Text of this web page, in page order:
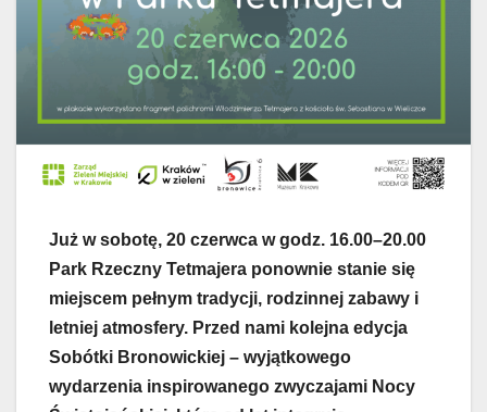
Już w sobotę, 20 czerwca w godz. 16.00–20.00
Park Rzeczny Tetmajera ponownie stanie się
miejscem pełnym tradycji, rodzinnej zabawy i
letniej atmosfery. Przed nami kolejna edycja
Sobótki Bronowickiej – wyjątkowego
wydarzenia inspirowanego zwyczajami Nocy